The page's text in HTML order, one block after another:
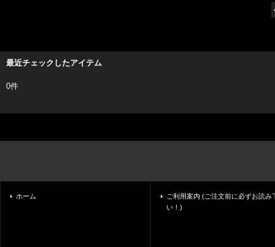
最近チェックしたアイテム
0件
ホーム
ご利用案内 (ご注文前に必ずお読み
い！)